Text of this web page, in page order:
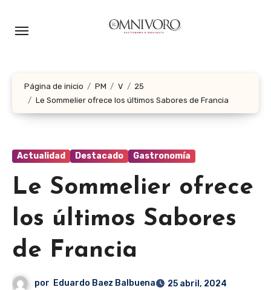
Página de inicio PM V
25
Le Sommelier ofrece los últimos Sabores de Francia
Actualidad Destacado Gastronomía
Le Sommelier ofrece
los últimos Sabores
de Francia
por Eduardo Baez Balbuena
25 abril, 2024